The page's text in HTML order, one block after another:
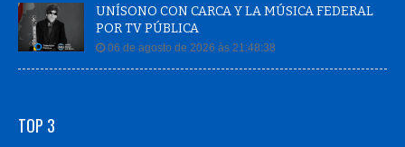
UNÍSONO CON CARCA Y LA MÚSICA FEDERAL
POR TV PÚBLICA
06 de agosto de 2026 às 21:48:38
TOP 3